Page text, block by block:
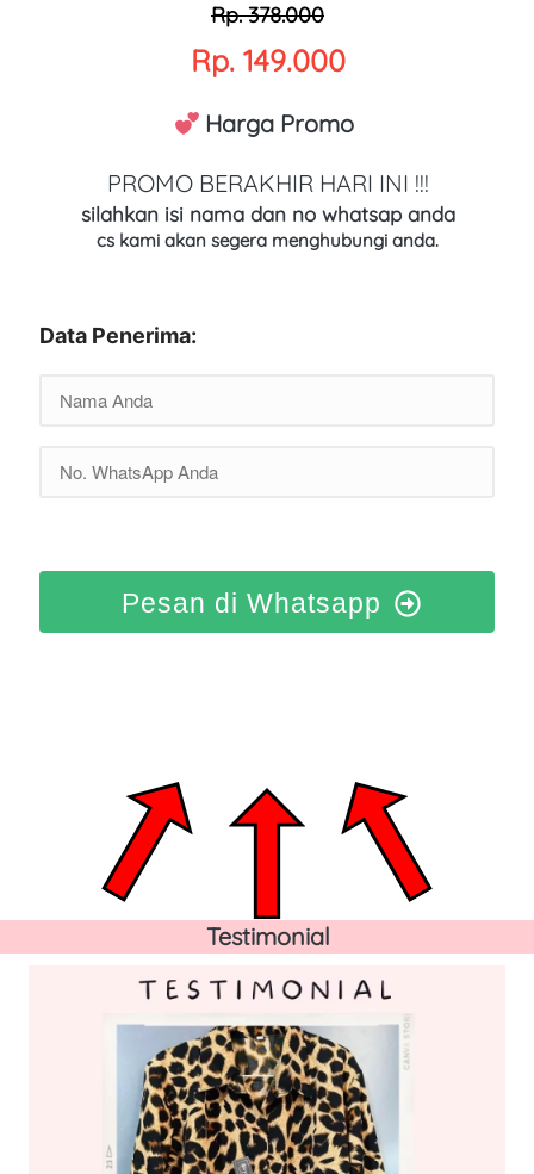
Rp. 378.000
Rp. 149.000
Harga Promo
PROMO BERAKHIR HARI INI !!!
silahkan isi nama dan no whatsap anda
cs kami akan segera menghubungi anda.
Data Penerima:
Pesan di Whatsapp
Testimonial